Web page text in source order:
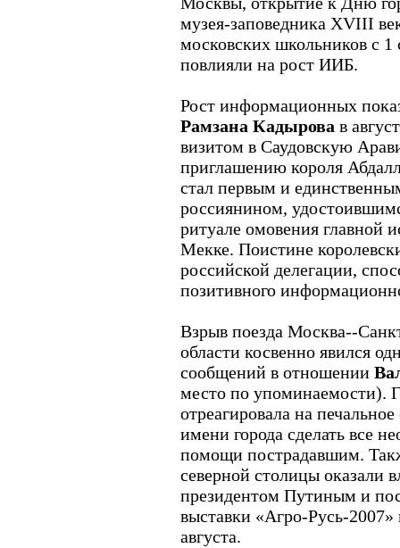
музея-заповедника ХVIII
московских школьников с 1
повлияли на рост ИИБ.
Рост информационных
Рамзана Кадырова в
визитом в Саудовскую
приглашению короля
стал первым и
россиянином,
ритуале омовения главной
Мекке. Поистине
российской делегации,
позитивного
Взрыв поезда Москва--
области косвенно явился
сообщений в отношении
место по упоминаемости).
отреагировала на
имени города сделать все
помощи пострадавшим.
северной столицы оказали
президентом Путиным и
выставки «Агро-Русь-
августа.